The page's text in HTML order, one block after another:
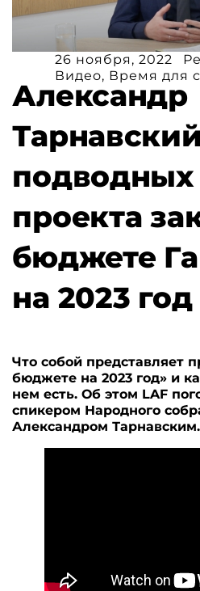
26 ноября, 2022
Видео, Время для
Александр
подводных
проекта
бюджете
на 2023 год
Что собой представляет
бюджете на 2023 год» и
нем есть. Об этом LAF
спикером Народного
Александром Тарнавским.